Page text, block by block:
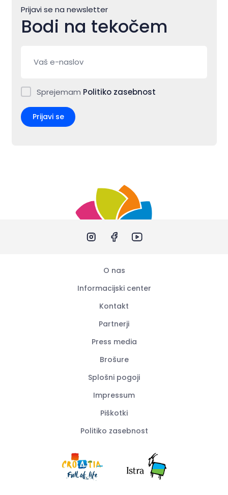
Prijavi se na newsletter
Bodi na tekočem
Sprejemam Politiko zasebnost
Prijavi se
O nas
Informacijski center
Kontakt
Partnerji
Press media
Brošure
Splošni pogoji
Impressum
Piškotki
Politiko zasebnost